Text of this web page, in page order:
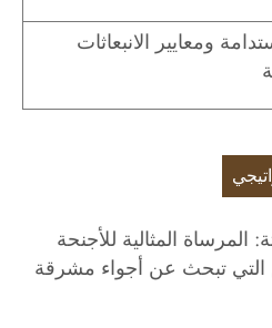
الانبعاثات
المثالية للأجنحة
عن أجواء مشرقة